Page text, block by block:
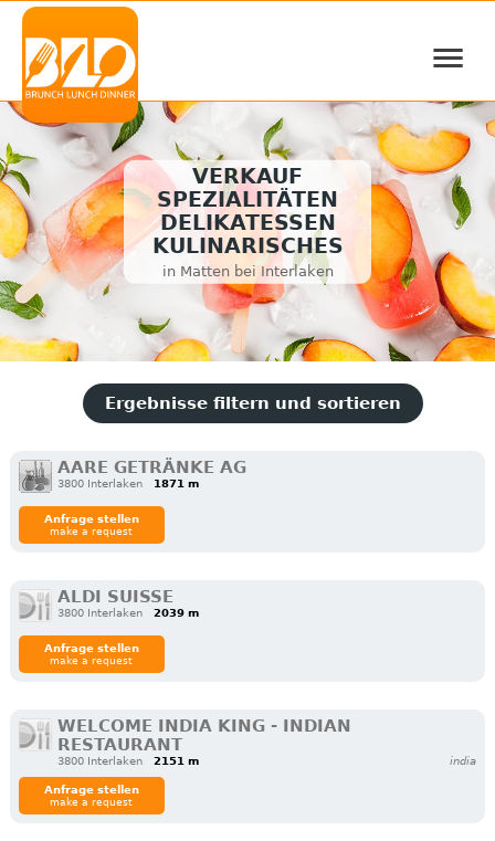
≡
VERKAUF
SPEZIALITÄTEN
DELIKATESSEN
KULINARISCHES
in Matten bei Interlaken
Ergebnisse filtern und sortieren
AARE GETRÄNKE AG
3800 Interlaken 1871 m
Anfrage stellen
make a request
ALDI SUISSE
3800 Interlaken 2039 m
Anfrage stellen
make a request
WELCOME INDIA KING - INDIAN
RESTAURANT
3800 Interlaken 2151 m india
Anfrage stellen
make a request